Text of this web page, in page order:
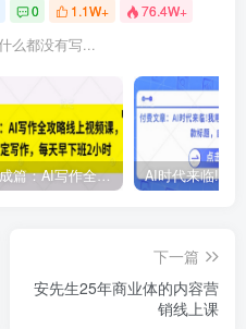
0 1.1W+ 76.4W+
么都没有写...
七步成篇：AI写作全攻略线上视频课，用ai搞定写作，每天早下班2小时
下一篇
安先生25年商业体的内容营
销线上课